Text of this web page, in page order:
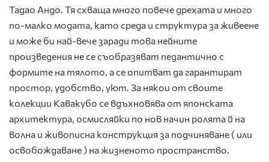
Тадао Андо. Тя схваща много повече дрехата и много
по-малко модата, като среда и структура за живеене
и може би най-вече заради това нейните
произведения не се съобразяват педантично с
формите на тялото, а се опитват да гарантират
простор, удобство, уют. За някои от своите
колекции Кавакубо се вдъхновява от японската
архитектура, осмисляйки по нов начин ролята й на
волна и живописна конструкция за подчиняване ( или
освобождаване ) на жизненото пространство.